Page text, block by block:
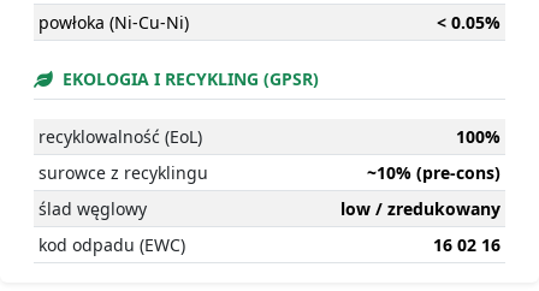
powłoka (Ni-Cu-Ni)
< 0.05%
EKOLOGIA I RECYKLING (GPSR)
recyklowalność (EoL)
100%
surowce z recyklingu
~10% (pre-cons)
ślad węglowy
low / zredukowany
kod odpadu (EWC)
16 02 16